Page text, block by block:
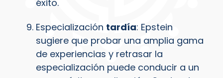
éxito.
Especialización tardía: Epstein
sugiere que probar una amplia gama
de experiencias y retrasar la
especialización puede conducir a un